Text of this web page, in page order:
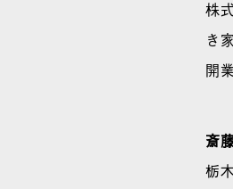
株
き
開
斎
栃